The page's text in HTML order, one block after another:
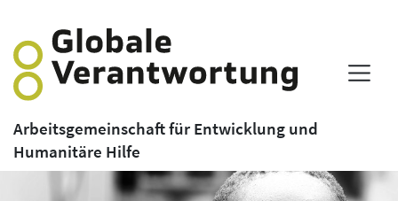
Arbeitsgemeinschaft für Entwicklung und
Humanitäre Hilfe